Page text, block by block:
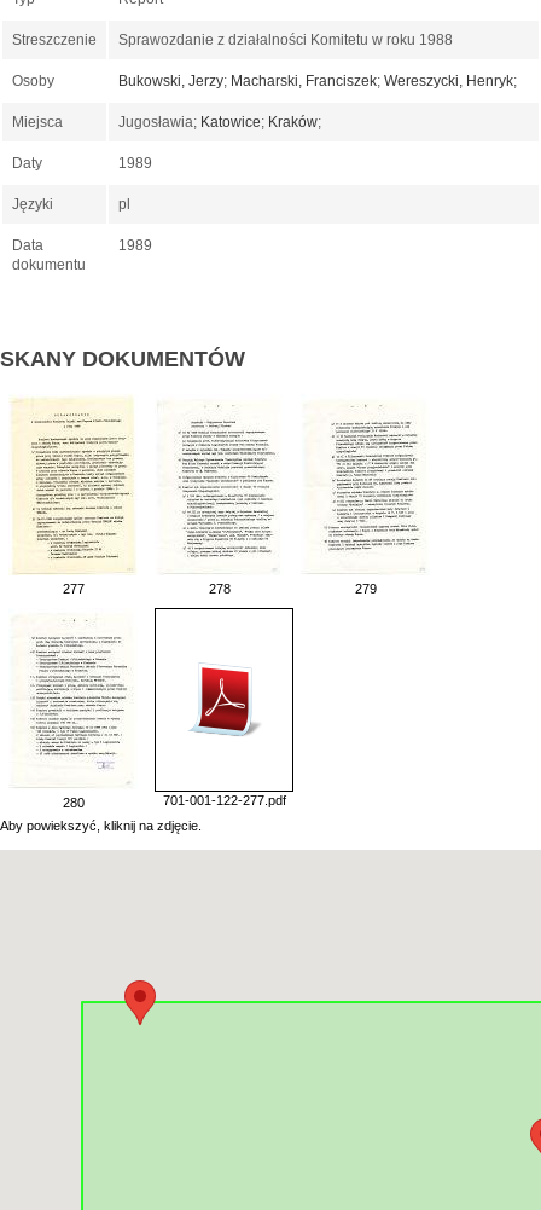
Streszczenie Sprawozdanie z działalności Komitetu w roku 1988
Osoby Bukowski, Jerzy; Macharski, Franciszek; Wereszycki, Henryk;
Miejsca Jugosławia; Katowice; Kraków;
Daty 1989
Języki pl
Data
dokumentu
1989
SKANY DOKUMENTÓW
277 278 279
280
701-001-122-277.pdf
Aby powiekszyć, kliknij na zdjęcie.